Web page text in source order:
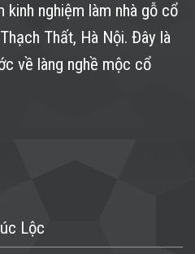
kinh nghiệm làm nhà gỗ cổ
Thất, Hà Nội. Đây là
về làng nghề mộc cổ
Lộc